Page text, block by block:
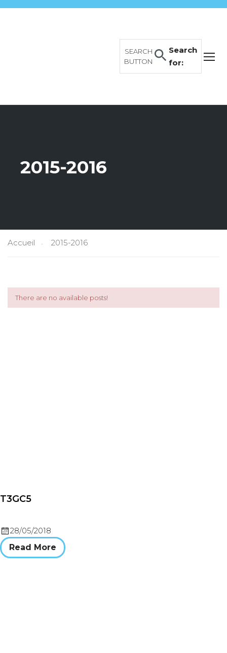
Search
for:
SEARCH
BUTTON
2015-2016
Accueil 2015-2016
There are no available posts!
T3GC5
28/05/2018
Read More